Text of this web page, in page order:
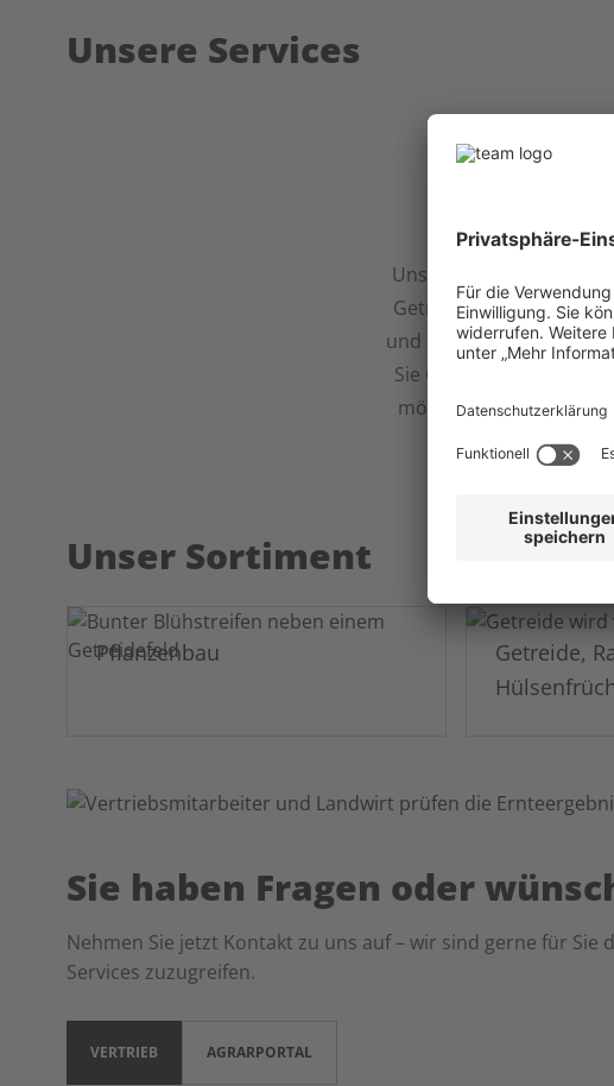
Unsere Services
Unser Service für den
Getreide bietet Ihnen
und reibungslose
Sie Getreide anliefern
möchten. Vertrauen Sie
Kompetenz!
Unser Sortiment
Pflanzenbau
Getreide,
Sie haben Fragen oder
Nehmen Sie jetzt Kontakt zu uns auf – wir sind gerne für
Services zuzugreifen.
VERTRIEB AGRARPORTAL